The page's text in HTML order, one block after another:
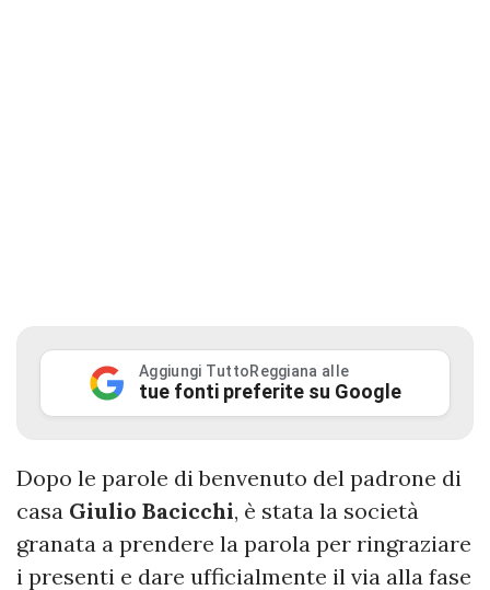
Aggiungi TuttoReggiana alle
tue fonti preferite su Google
Dopo le parole di benvenuto del padrone di
casa Giulio Bacicchi, è stata la società
granata a prendere la parola per ringraziare
i presenti e dare ufficialmente il via alla fase